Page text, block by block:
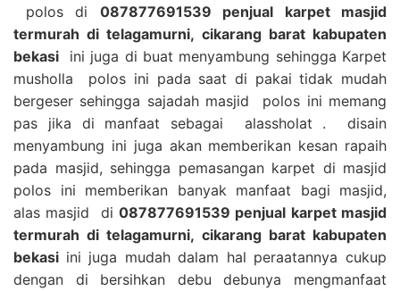
polos di 087877691539 penjual karpet masjid
termurah di telagamurni, cikarang barat kabupaten
bekasi
ini juga di buat menyambung sehingga Karpet
musholla polos ini pada saat di pakai tidak mudah
bergeser sehingga sajadah masjid polos ini memang
pas jika di manfaat sebagai alassholat . disain
menyambung ini juga akan memberikan kesan rapaih
pada masjid, sehingga pemasangan karpet di masjid
polos ini memberikan banyak manfaat bagi masjid,
alas masjid di087877691539 penjual karpet masjid
termurah di telagamurni, cikarang barat kabupaten
bekasi ini juga mudah dalam hal peraatannya cukup
dengan di bersihkan debu debunya mengmanfaat